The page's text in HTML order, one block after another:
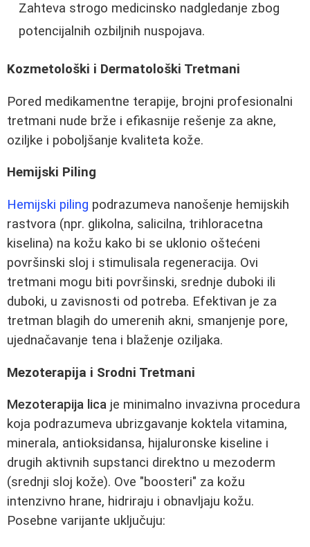
Zahteva strogo medicinsko nadgledanje zbog
potencijalnih ozbiljnih nuspojava.
Kozmetološki i Dermatološki Tretmani
Pored medikamentne terapije, brojni profesionalni
tretmani nude brže i efikasnije rešenje za akne,
oziljke i poboljšanje kvaliteta kože.
Hemijski Piling
Hemijski piling podrazumeva nanošenje hemijskih
rastvora (npr. glikolna, salicilna, trihloracetna
kiselina) na kožu kako bi se uklonio oštećeni
površinski sloj i stimulisala regeneracija. Ovi
tretmani mogu biti površinski, srednje duboki ili
duboki, u zavisnosti od potreba. Efektivan je za
tretman blagih do umerenih akni, smanjenje pore,
ujednačavanje tena i blaženje oziljaka.
Mezoterapija i Srodni Tretmani
Mezoterapija lica je minimalno invazivna procedura
koja podrazumeva ubrizgavanje koktela vitamina,
minerala, antioksidansa, hijaluronske kiseline i
drugih aktivnih supstanci direktno u mezoderm
(srednji sloj kože). Ove "boosteri" za kožu
intenzivno hrane, hidriraju i obnavljaju kožu.
Posebne varijante uključuju: